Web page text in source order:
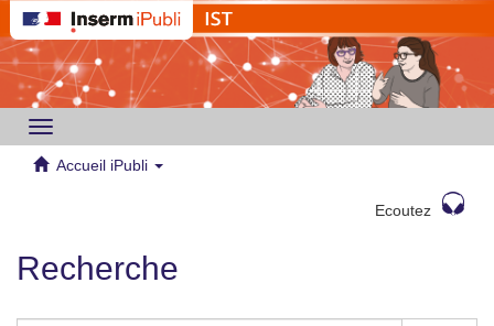
Toggle
navigation
Accueil iPubli
Ecoutez
Recherche